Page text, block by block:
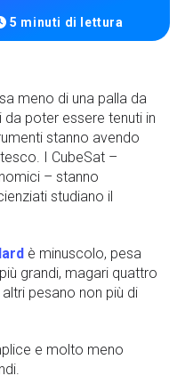
5 minuti di lettura
meno di una palla da
poter essere tenuti in
stanno avendo
I CubeSat –
– stanno
studiano il
è minuscolo, pesa
grandi, magari quattro
pesano non più di
e molto meno